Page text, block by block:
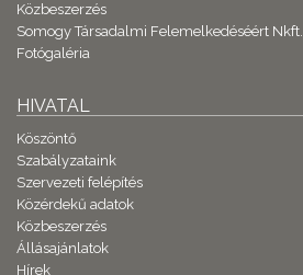
Közbeszerzés
Somogy Társadalmi Felemelkedéséért Nkft.
Fotógaléria
HIVATAL
Köszöntő
Szabályzataink
Szervezeti felépítés
Közérdekű adatok
Közbeszerzés
Állásajánlatok
Hírek